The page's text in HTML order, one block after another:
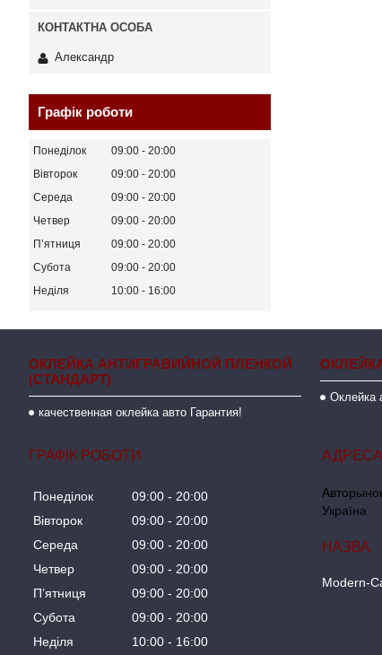
Александр
Графік роботи
Понеділок 09:00
20:00
Вівторок
09:00
20:00
Середа
09:00
20:00
Четвер
09:00
20:00
Пʼятниця
09:00
20:00
Субота
09:00
20:00
Неділя
10:00 16:00
ОКЛЕЙКА АНТИГРАВИЙНОЙ ПЛЕНКОЙ
(СТАНДАРТ)
качественная оклейка авто Гарантия!
Оклейка
ГРАФІК РОБОТИ
Понеділок 09:00
20:00
Вівторок
09:00
20:00
Середа
09:00
20:00
Четвер
09:00
20:00
Пʼятниця
09:00
20:00
Субота
09:00
20:00
Неділя
10:00 16:00
Україна
Modern-